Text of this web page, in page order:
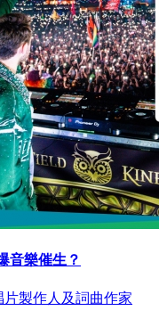
音樂催生？
製作人及詞曲作家